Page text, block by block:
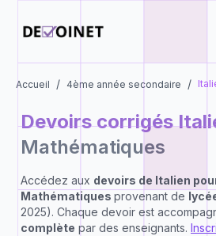
Accueil / 4ème année secondaire /
Devoirs corrigés
Mathématiques
Accédez aux devoirs de Italien
Mathématiques provenant de
2025). Chaque devoir est
complète par des enseignants.